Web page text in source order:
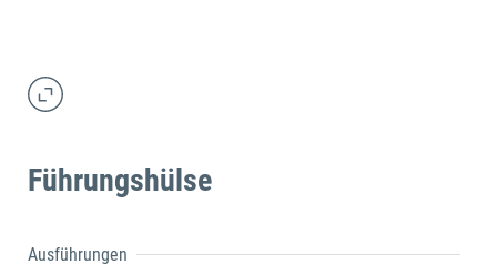
Führungshülse
Ausführungen